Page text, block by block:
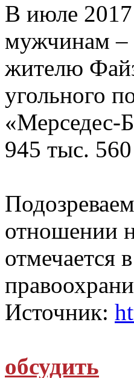
В июле 2017
мужчинам –
жителю
угольного
«Мерседес-
945 тыс.
отношении
отмечается
Источник:
обсудить